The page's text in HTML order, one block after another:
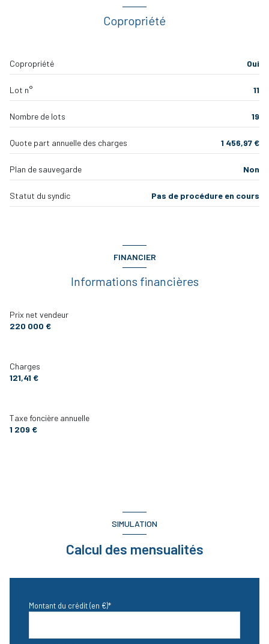
pièce à vivre 32.47 m2 loi carrez - 34.01 m²
Copropriété
Copropriété Oui
Lot n° 11
Nombre de lots 19
Quote part annuelle des charges 1 456,97 €
Plan de sauvegarde Non
Statut du syndic Pas de procédure en cours
FINANCIER
Informations financières
Prix net vendeur
220 000 €
Charges
121,41 €
Taxe foncière annuelle
1 209 €
SIMULATION
Calcul des mensualités
Montant du crédit (en €)*